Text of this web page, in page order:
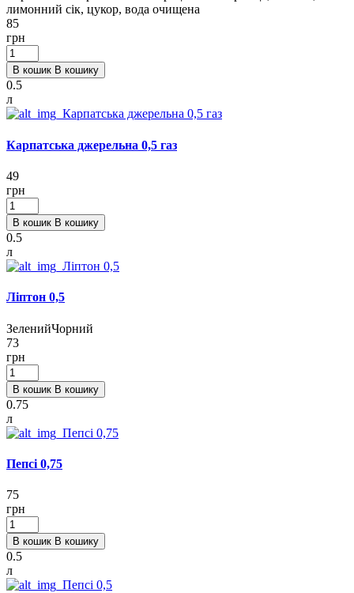
лимонний сік, цукор, вода очищена
85
грн
В кошик В кошику
0.5
л
Карпатська джерельна 0,5 газ
49
грн
В кошик В кошику
0.5
л
Ліптон 0,5
ЗеленийЧорний
73
грн
В кошик В кошику
0.75
л
Пепсі 0,75
75
грн
В кошик В кошику
0.5
л